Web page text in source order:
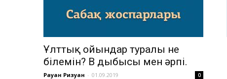
Ұлттық ойындар туралы не
білемін? В дыбысы мен әрпі.
Рауан Ризуан - 01.09.2019 0